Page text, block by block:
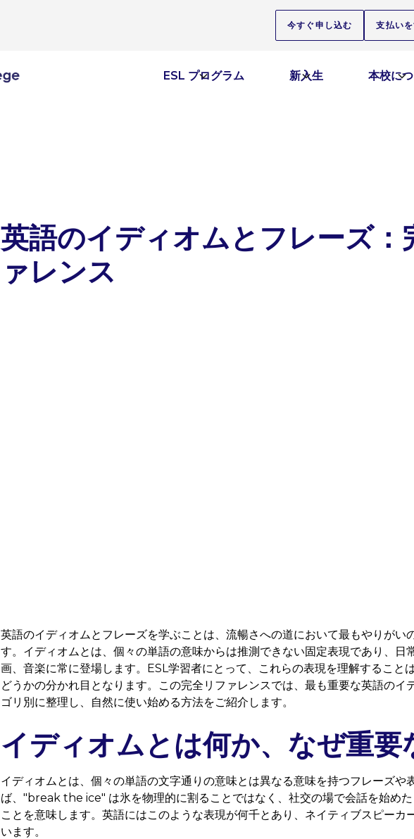
今すぐ申し込む 支払い
ESL プログラム 新入生 本校に
英語のイディオムとフレーズ：
ァレンス
英語のイディオムとフレーズを学ぶことは、流暢さへの道において最もやりがい
す。イディオムとは、個々の単語の意味からは推測できない固定表現であり、日
画、音楽に常に登場します。ESL学習者にとって、これらの表現を理解すること
どうかの分かれ目となります。この完全リファレンスでは、最も重要な英語のイ
ゴリ別に整理し、自然に使い始める方法をご紹介します。
イディオムとは何か、なぜ重要
イディオムとは、個々の単語の文字通りの意味とは異なる意味を持つフレーズや
ば、"break the ice" は氷を物理的に割ることではなく、社交の場で会話を始め
ことを意味します。英語にはこのような表現が何千とあり、ネイティブスピーカ
います。